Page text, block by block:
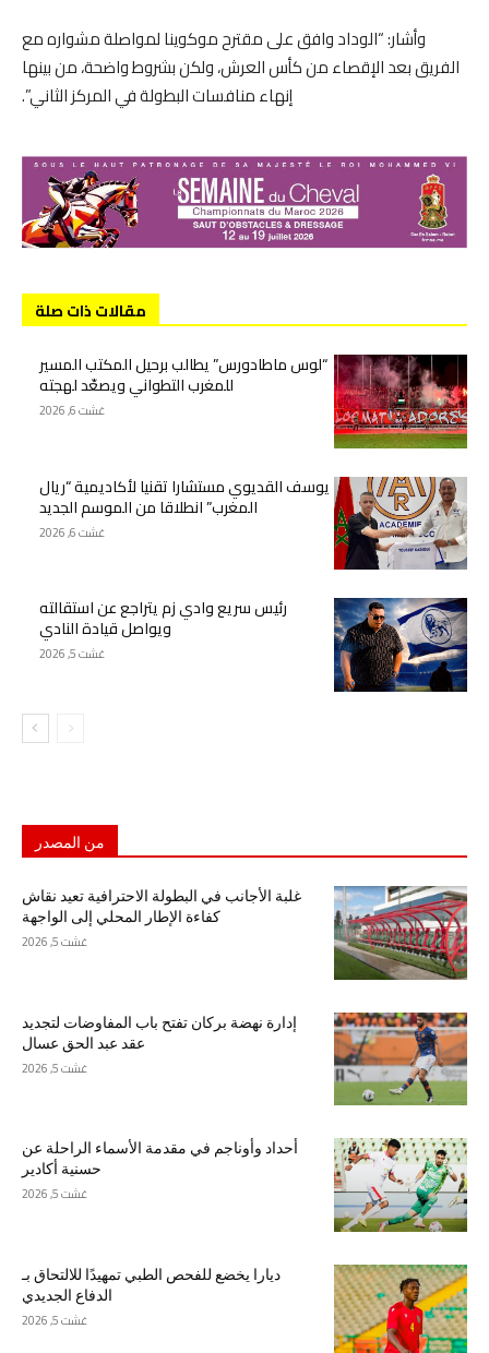
وأشار: “الوداد وافق على مقترح موكوينا لمواصلة مشواره مع
الفريق بعد الإقصاء من كأس العرش، ولكن بشروط واضحة، من بينها
إنهاء منافسات البطولة في المركز الثاني”.
مقالات ذات صلة
“لوس ماطادورس” يطالب برحيل المكتب المسير
للمغرب التطواني ويصعّد لهجته
غشت 6, 2026
يوسف القديوي مستشارا تقنيا لأكاديمية “ريال
المغرب” انطلاقا من الموسم الجديد
غشت 6, 2026
رئيس سريع وادي زم يتراجع عن استقالته
ويواصل قيادة النادي
غشت 5, 2026
من المصدر
غلبة الأجانب في البطولة الاحترافية تعيد نقاش
كفاءة الإطار المحلي إلى الواجهة
غشت 5, 2026
إدارة نهضة بركان تفتح باب المفاوضات لتجديد
عقد عبد الحق عسال
غشت 5, 2026
أحداد وأوناجم في مقدمة الأسماء الراحلة عن
حسنية أكادير
غشت 5, 2026
ديارا يخضع للفحص الطبي تمهيدًا للالتحاق بـ
الدفاع الجديدي
غشت 5, 2026